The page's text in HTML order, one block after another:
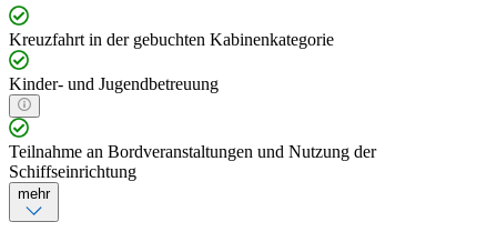
Kreuzfahrt in der gebuchten Kabinenkategorie
Kinder- und Jugendbetreuung
Teilnahme an Bordveranstaltungen und Nutzung der
Schiffseinrichtung
mehr